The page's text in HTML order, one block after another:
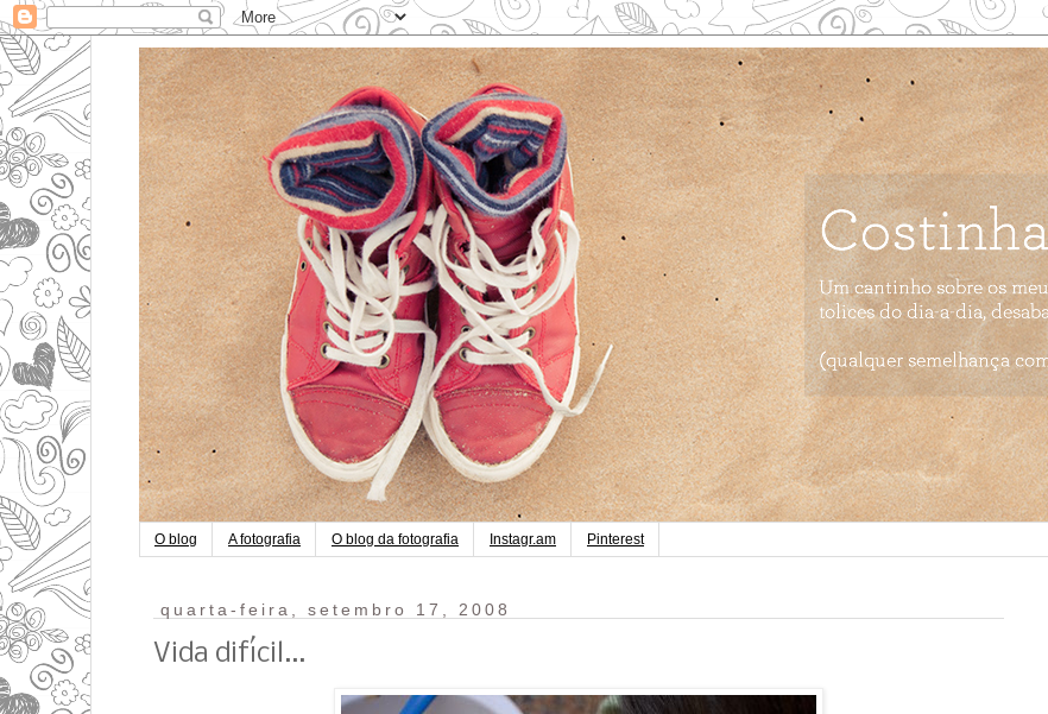
O blog A fotografia O blog da fotografia Instagr.am Pinterest
quarta-feira, setembro 17, 2008
Vida difícil...